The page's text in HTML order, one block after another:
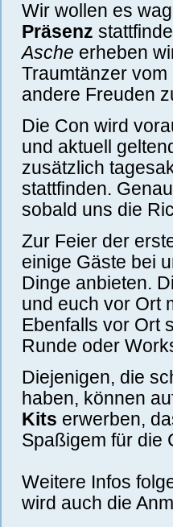
Wir wollen es
Präsenz
Asche erheben
Traumtänzer vom
andere Freuden
Die Con wird
und aktuell
zusätzlich
stattfinden.
sobald uns die
Zur Feier der
einige Gäste bei
Dinge anbieten.
und euch vor Ort
Ebenfalls vor Ort
Runde oder
Diejenigen, die
haben, können
Kits erwerben,
Spaßigem für die
Weitere Infos
wird auch die